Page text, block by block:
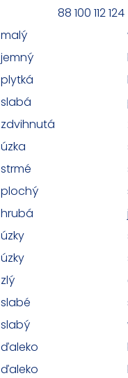
88 100 112124
malý
jemný
plytká
slabá
zdvihnutá
úzka
strmé
plochý
hrubá
úzky
úzky
zlý
slabé
slabý
ďaleko
ďaleko